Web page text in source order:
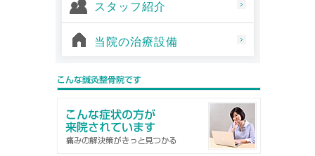
スタッフ紹介
当院の治療設備